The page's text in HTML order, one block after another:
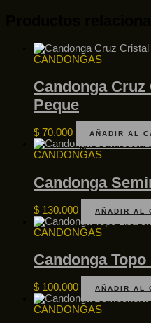
CANDONGAS
Candonga
Peque
$ 70.000 AÑADIR AL
CANDONGAS
Candonga
$ 130.000 AÑADIR AL
CANDONGAS
Candonga
$ 100.000 AÑADIR AL
CANDONGAS